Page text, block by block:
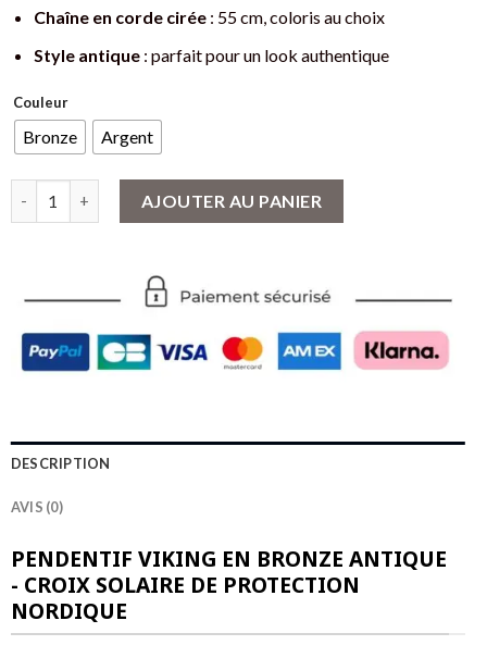
Chaîne en corde cirée: 55 cm, coloris au choix
Style antique: parfait pour un look authentique
Couleur
Bronze Argent
AJOUTER AU PANIER
DESCRIPTION
AVIS (0)
PENDENTIF VIKING EN BRONZE ANTIQUE
- CROIX SOLAIRE DE PROTECTION
NORDIQUE